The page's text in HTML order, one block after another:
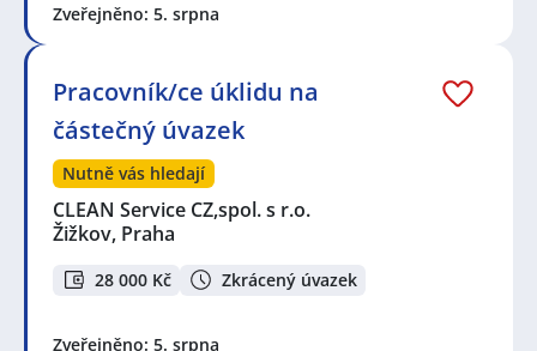
Zveřejněno: 5. srpna
Pracovník/ce úklidu na
částečný úvazek
Nutně vás hledají
CLEAN Service CZ,spol. s r.o.
Žižkov, Praha
28 000 Kč Zkrácený úvazek
Zveřejněno: 5. srpna